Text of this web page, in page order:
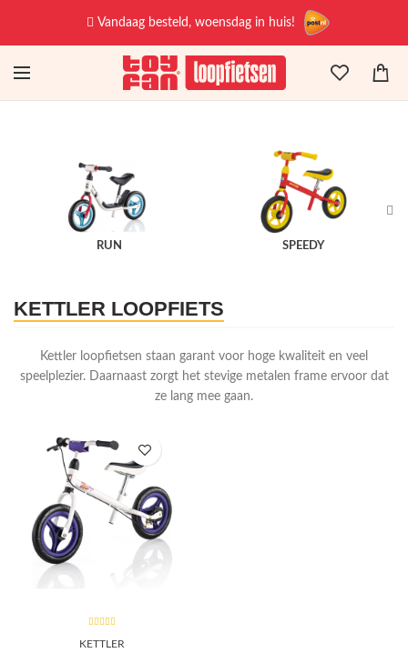
Vandaag besteld, woensdag in huis!
RUN SPEEDY
KETTLER LOOPFIETS
Kettler loopfietsen staan garant voor hoge kwaliteit en veel
speelplezier. Daarnaast zorgt het stevige metalen frame ervoor dat
ze lang mee gaan.
KETTLER